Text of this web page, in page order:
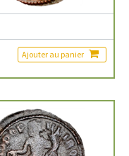
Ajouter au panier